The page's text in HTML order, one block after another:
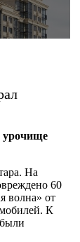
урочище
На
60
волна» от
К